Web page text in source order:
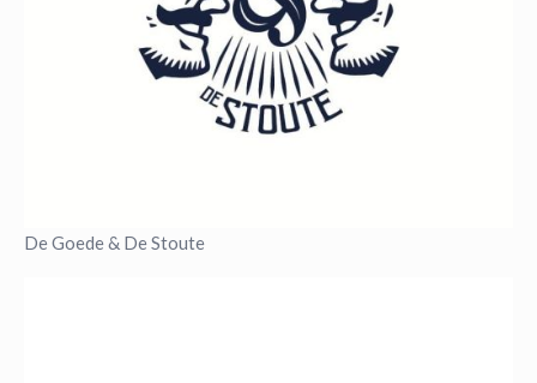
De Goede & De Stoute